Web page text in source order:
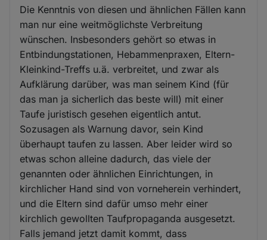
Die Kenntnis von diesen und ähnlichen Fällen kann
man nur eine weitmöglichste Verbreitung
wünschen. Insbesonders gehört so etwas in
Entbindungstationen, Hebammenpraxen, Eltern-
Kleinkind-Treffs u.ä. verbreitet, und zwar als
Aufklärung darüber, was man seinem Kind (für
das man ja sicherlich das beste will) mit einer
Taufe juristisch gesehen eigentlich antut.
Sozusagen als Warnung davor, sein Kind
überhaupt taufen zu lassen. Aber leider wird so
etwas schon alleine dadurch, das viele der
genannten oder ähnlichen Einrichtungen, in
kirchlicher Hand sind von vorneherein verhindert,
und die Eltern sind dafür umso mehr einer
kirchlich gewollten Taufpropaganda ausgesetzt.
Falls jemand jetzt damit kommt, dass